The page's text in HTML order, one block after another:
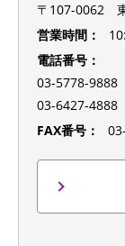
〒107-0062
営業時間：
電話番号：
03-5778-9888
03-6427-4888
FAX番号：